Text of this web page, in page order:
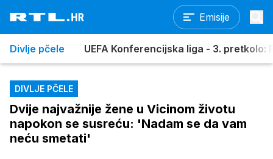
Emisije
Divlje pčele UEFA Konferencijska liga - 3. pretkolo:
DIVLJE PČELE
Dvije najvažnije žene u Vicinom životu
napokon se susreću: 'Nadam se da vam
neću smetati'